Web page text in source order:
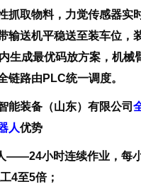
抓取物料，力觉传感器实
输送机平稳送至装车位，
生成最优码放方案，机械
链路由PLC统一调度。
能装备（山东）有限公司
人优势
——24小时连续作业，每
4至5倍；